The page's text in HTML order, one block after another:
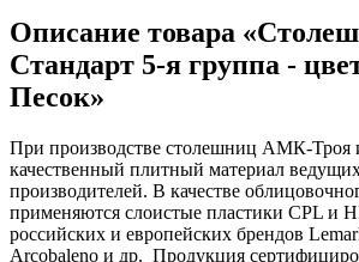
Описание товара
Стандарт 5-я группа -
Песок»
При производстве столешниц АМК-Троя
качественный плитный материал
производителей. В качестве
применяются слоистые пластики CPL и
российских и европейских брендов
Arcobaleno и др. Продукция